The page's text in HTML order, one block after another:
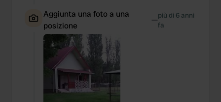
Aggiunta una foto a una
posizione
—più di 6 anni
fa